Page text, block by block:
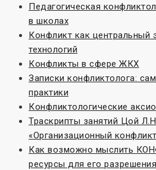
Педагогическая
в школах
Конфликт как центральный
технологий
Конфликты в сфере ЖКХ
Записки конфликтолога:
практики
Конфликтологические
Траскрипты занятий Цой
«Организационный
Как возможно мыслить
ресурсы для его разрешения